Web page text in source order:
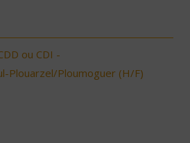
ou CDI -
Plouarzel/Ploumoguer (H/F)